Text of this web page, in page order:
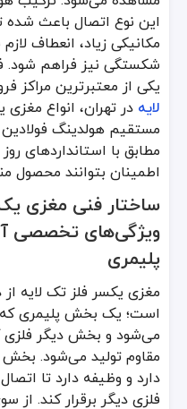
مغزی تمام فلزی
مغزی تمام پلیمری
مغزی چند لایه
این جدول نشان می‌دهد که
نکات مهم در خرید
در زمان خرید مغزی یکسر
برای خریداران در تهران،
مواردی که در زمان خرید باید
بررسی قطر داخلی و خارجی
برند تولیدکننده و کشور
نوع اتصال پلیمری و روش
رنگ و سطح یکنواخت پلیمر که
خدمات پس از فروش و
این نوع اتصال باعث شده
مکانیکی زیاد، انعطاف
شکستگی نیز فراهم شود.
یکی از معتبرترین مراکز
لایه در تهران، انواع مغزی
مستقیم هولدینگ
مطابق با استانداردهای
اطمینان بتوانند محصول
ساختار فنی مغزی
ویژگی‌های تخصصی
پلیمری
مغزی یکسر فلز تک لایه
است؛ یک بخش پلیمری
می‌شود و بخش دیگر فلزی
مقاوم تولید می‌شود. بخش
دارد و وظیفه دارد تا
فلزی دیگر برقرار کند.